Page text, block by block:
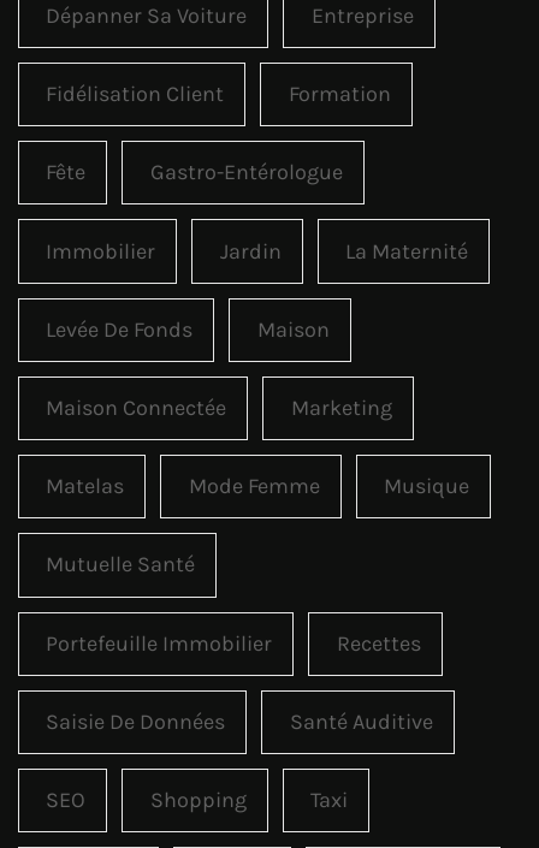
Dépanner Sa Voiture Entreprise
Fidélisation Client Formation
Fête Gastro-Entérologue
Immobilier Jardin La Maternité
Levée De Fonds Maison
Maison Connectée Marketing
Matelas Mode Femme Musique
Mutuelle Santé
Portefeuille Immobilier Recettes
Saisie De Données Santé Auditive
SEO Shopping Taxi